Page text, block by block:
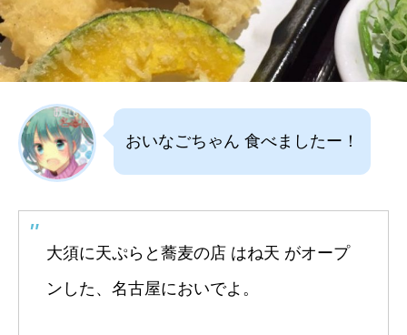
おいなごちゃん 食べましたー！
大須に天ぷらと蕎麦の店 はね天 がオープ
ンした、名古屋においでよ。